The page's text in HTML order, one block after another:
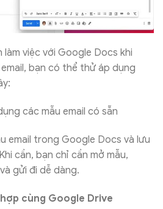
việc với Google Docs khi
bạn có thể thử áp dụng
các mẫu email có sẵn
email trong Google Docs và lưu
cần, bạn chỉ cần mở mẫu,
gửi đi dễ dàng.
cùng Google Drive